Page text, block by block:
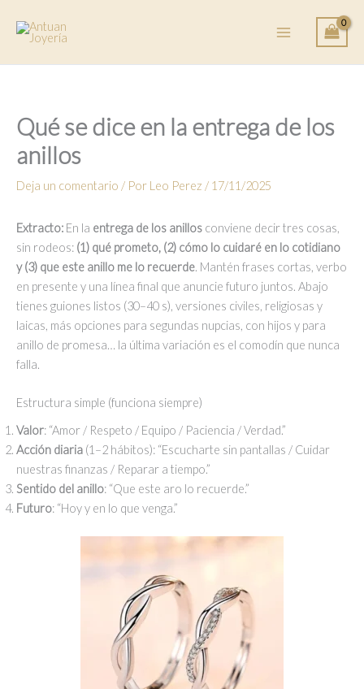
contenido
Qué se dice en la entrega de los
anillos
Deja un comentario / Por Leo Perez / 17/11/2025
Extracto: En la entrega de los anillos conviene decir tres cosas,
sin rodeos: (1) qué prometo, (2) cómo lo cuidaré en lo cotidiano
y (3) que este anillo me lo recuerde. Mantén frases cortas, verbo
en presente y una línea final que anuncie futuro juntos. Abajo
tienes guiones listos (30–40 s), versiones civiles, religiosas y
laicas, más opciones para segundas nupcias, con hijos y para
anillo de promesa… la última variación es el comodín que nunca
falla.
Estructura simple (funciona siempre)
Valor: “Amor / Respeto / Equipo / Paciencia / Verdad.”
Acción diaria (1–2 hábitos): “Escucharte sin pantallas / Cuidar
nuestras finanzas / Reparar a tiempo.”
Sentido del anillo: “Que este aro lo recuerde.”
Futuro: “Hoy y en lo que venga.”